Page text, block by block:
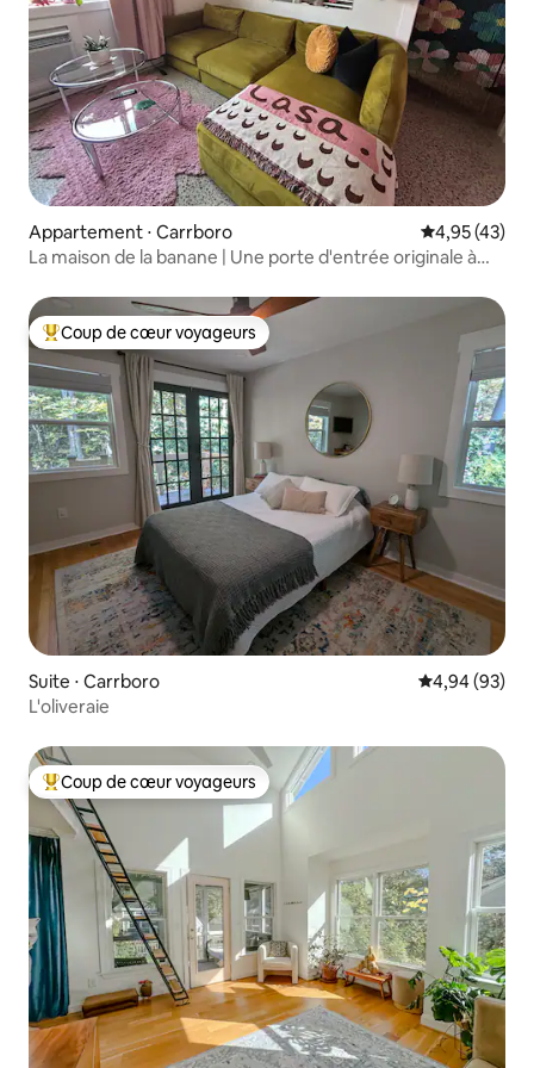
courtes et la montée raide.
Appartement ⋅ Carrboro Évaluation
4,95 (43)
La maison de la banane | Une porte d'entrée originale à
Coups de cœur voyageurs les plus appréciés
Coup de cœur voyageurs
Suite ⋅ Carrboro Évaluation
4,94 (93)
L'oliveraie
Coups de cœur voyageurs les plus appréciés
Coup de cœur voyageurs